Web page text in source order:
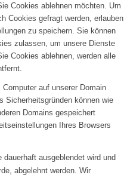
Cookies ablehnen möchten. Um
Cookies gefragt werden, erlauben
zu speichern. Sie können
zulassen, um unsere Dienste
Cookies ablehnen, werden alle
auf unserer Domain
Sicherheitsgründen können wie
Domains gespeichert
Ihres Browsers
ausgeblendet wird und
abgelehnt werden. Wir